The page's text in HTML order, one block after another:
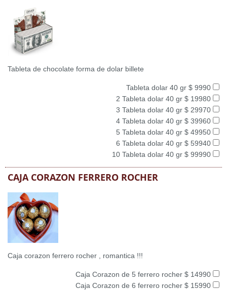
Tableta de chocolate forma de dolar billete
Tableta dolar 40 gr $ 9990
2 Tableta dolar 40 gr $ 19980
3 Tableta dolar 40 gr $ 29970
4 Tableta dolar 40 gr $ 39960
5 Tableta dolar 40 gr $ 49950
6 Tableta dolar 40 gr $ 59940
10 Tableta dolar 40 gr $ 99990
CAJA CORAZON FERRERO ROCHER
Caja corazon ferrero rocher , romantica !!!
Caja Corazon de 5 ferrero rocher $ 14990
Caja Corazon de 6 ferrero rocher $ 15990